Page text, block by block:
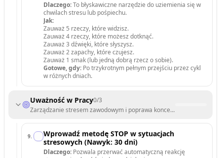
Dlaczego:To błyskawiczne narzędzie do uziemienia się w
chwilach stresu lub pośpiechu.
Jak:
Zauważ 5 rzeczy, które widzisz.
Zauważ 4 rzeczy, które możesz dotknąć.
Zauważ 3 dźwięki, które słyszysz.
Zauważ 2 zapachy, które czujesz.
Zauważ 1 smak (lub jedną dobrą rzecz o sobie).
Gotowe, gdy: Po trzykrotnym pełnym przejściu przez cykl
w różnych dniach.
Uważność w Pracy0/3
Zarządzanie stresem zawodowym i poprawa koncentracji.
9.
Wprowadź metodę STOP w sytuacjach
stresowych (Nawyk: 30 dni)
Dlaczego: Pozwala przerwać automatyczną reakcję